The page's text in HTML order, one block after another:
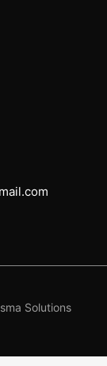
Solutions